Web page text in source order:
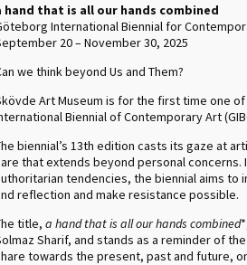
hand that is all our hands combined
International Biennial for
20 – November 30, 2025
we think beyond Us and Them?
Art Museum is for the first time one
Biennial of Contemporary Art
biennial’s 13th edition casts its gaze at
that extends beyond personal concerns.
tendencies, the biennial aims
reflection and make resistance possible.
title, a hand that is all our hands combined
Sharif, and stands as a reminder of
towards the present, past and future,